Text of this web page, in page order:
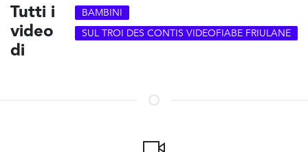
Tutti i
video
di
BAMBINI
SUL TROI DES CONTIS VIDEOFIABE FRIULANE